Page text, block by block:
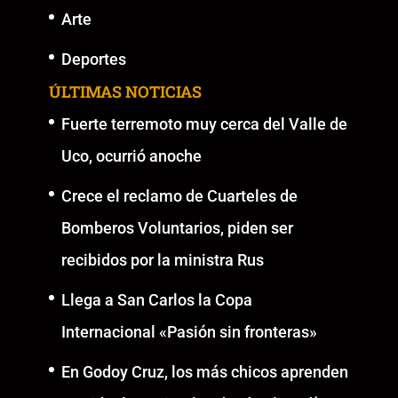
Arte
Deportes
ÚLTIMAS NOTICIAS
Fuerte terremoto muy cerca del Valle de
Uco, ocurrió anoche
Crece el reclamo de Cuarteles de
Bomberos Voluntarios, piden ser
recibidos por la ministra Rus
Llega a San Carlos la Copa
Internacional «Pasión sin fronteras»
En Godoy Cruz, los más chicos aprenden